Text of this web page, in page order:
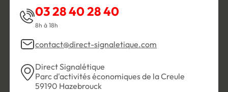
03 28 40 28 40
8h à 18h
contact@direct-signaletique.com
Direct Signalétique
Parc d'activités économiques de la Creule
59190 Hazebrouck